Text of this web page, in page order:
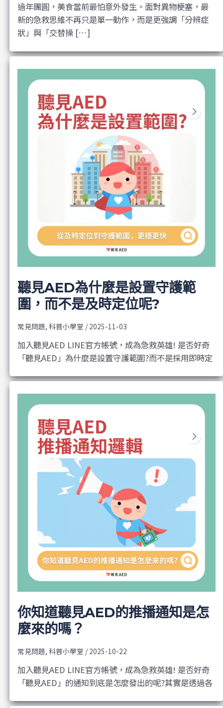
過年團圓，美食當前最怕意外發生。面對異物梗塞，最
新的急救思維不再只是單一動作，而是更強調「分辨症
狀」與「交替操 […]
聽見AED為什麼是設置守護範
圍，而不是及時定位呢?
常見問題,科普小學堂 / 2025-11-03
加入聽見AED LINE官方帳號，成為急救英雄! 是否好奇
「聽見AED」為什麼是設置守護範圍?而不是採用即時定
你知道聽見AED的推播通知是怎
麼來的嗎？
常見問題,科普小學堂 / 2025-10-22
加入聽見AED LINE官方帳號，成為急救英雄! 是否好奇
「聽見AED」的通知到底是怎麼發出的呢?其實是透過各